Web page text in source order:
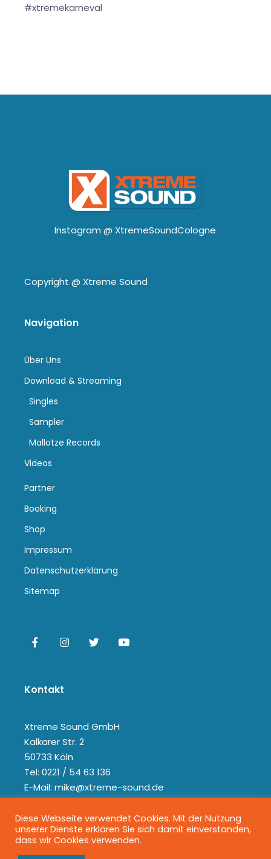
#xtremekarneval
Instagram @ XtremeSoundCologne
Copyright @ Xtreme Sound
Navigation
Über Uns
Download & Streaming
Singles
Sampler
Mallotze Records
Videos
Partner
Booking
Shop
Impressum
Datenschutzerklärung
Sitemap
Kontakt
Xtreme Sound GmbH
Kalkarer Str. 2
50733 Köln
Tel: 0221 / 54 63 136
E-Mail: mike@xtreme-sound.de
Diese Webseite verwendet Cookies. Mit der Nutzung
unserer Dienste erklären Sie sich damit einverstanden,
dass wir Cookies verwenden.